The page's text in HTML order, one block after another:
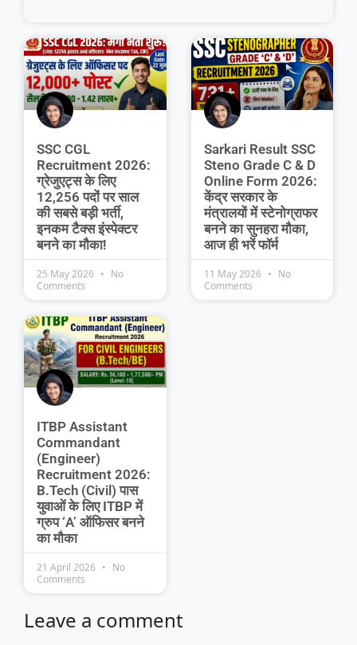
SSC CGL
Recruitment 2026:
ग्रेजुएट्स के लिए
12,256 पदों पर साल
की सबसे बड़ी भर्ती,
इनकम टैक्स इंस्पेक्टर
बनने का मौका!
25 May 2026
No
Comments
Sarkari Result SSC
Steno Grade C & D
Online Form 2026:
केंद्र सरकार के
मंत्रालयों में स्टेनोग्राफर
बनने का सुनहरा मौका,
आज ही भरें फॉर्म
11 May 2026
No
Comments
ITBP Assistant
Commandant
(Engineer)
Recruitment 2026:
B.Tech (Civil) पास
युवाओं के लिए ITBP में
ग्रुप ‘A’ ऑफिसर बनने
का मौका
21 April 2026
No
Comments
Leave a comment